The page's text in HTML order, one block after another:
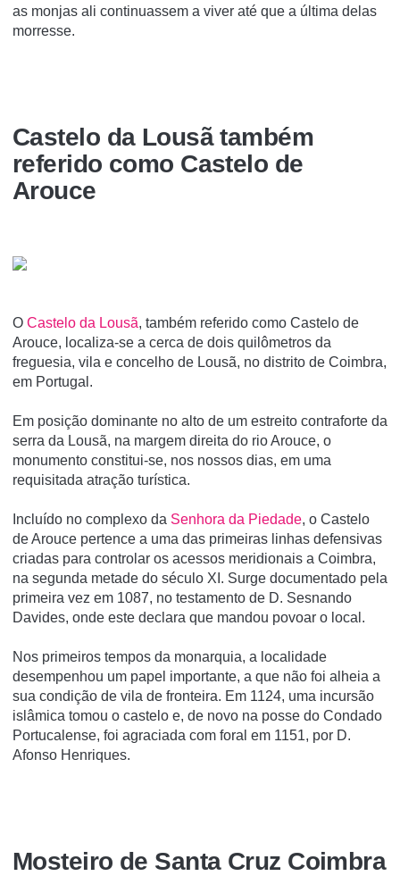
as monjas ali continuassem a viver até que a última delas
morresse.
Castelo da Lousã também
referido como Castelo de
Arouce
O Castelo da Lousã, também referido como Castelo de
Arouce, localiza-se a cerca de dois quilômetros da
freguesia, vila e concelho de Lousã, no distrito de Coimbra,
em Portugal.
Em posição dominante no alto de um estreito contraforte da
serra da Lousã, na margem direita do rio Arouce, o
monumento constitui-se, nos nossos dias, em uma
requisitada atração turí­stica.
Incluído no complexo da Senhora da Piedade, o Castelo
de Arouce pertence a uma das primeiras linhas defensivas
criadas para controlar os acessos meridionais a Coimbra,
na segunda metade do século XI. Surge documentado pela
primeira vez em 1087, no testamento de D. Sesnando
Davides, onde este declara que mandou povoar o local.
Nos primeiros tempos da monarquia, a localidade
desempenhou um papel importante, a que não foi alheia a
sua condição de vila de fronteira. Em 1124, uma incursão
islâmica tomou o castelo e, de novo na posse do Condado
Portucalense, foi agraciada com foral em 1151, por D.
Afonso Henriques.
Mosteiro de Santa Cruz Coimbra